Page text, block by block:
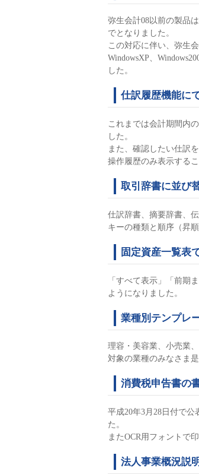
弥生会計08以前の製品
でとなりました。
この対応に伴い、弥生
WindowsXP、
した。
仕訳履歴機能に
これまでは会計期間内
した。
また、確認したい仕訳
操作履歴のみ表示する
取引辞書に並び
仕訳辞書、摘要辞書、
キーの種類と順序（昇
固定資産一覧表
「すべて表示」「前期
ようになりました。
業種別テンプレ
理容・美容業、小売業
対象の業種のみなさま
消費税申告書の
平成20年3月28日付で
た。
またOCR用フォントで
法人事業概況説